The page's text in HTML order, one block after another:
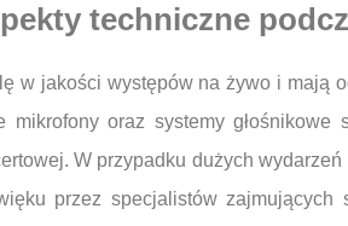
techniczne
w jakości występów na żywo i mają
mikrofony oraz systemy
W przypadku dużych
przez specjalistów